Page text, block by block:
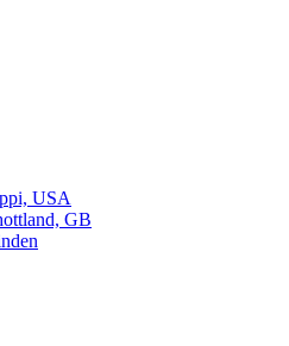
USA
GB